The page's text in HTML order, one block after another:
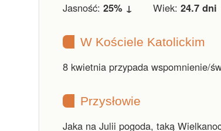
Jasność: 25% ↓ Wiek: 24.7 dni
W Kościele Katolickim
8 kwietnia przypada wspomnienie/
Przysłowie
Jaka na Julii pogoda, taką